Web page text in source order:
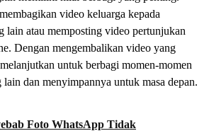
video keluarga kepada
lain atau memposting video pertunjukan
Dengan mengembalikan video yang
untuk berbagi momen-momen
lain dan menyimpannya untuk masa depan.
Foto WhatsApp Tidak